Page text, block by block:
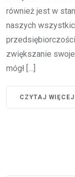
również jest w
naszych
zwiększanie
mógł […]
CZYTAJ WIĘCEJ